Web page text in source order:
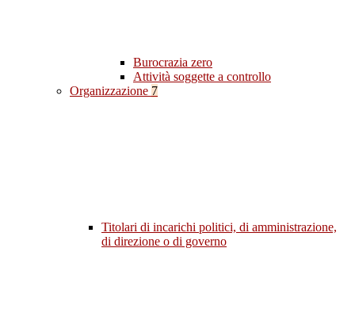
Burocrazia zero
Attività soggette a controllo
Organizzazione 7
Titolari di incarichi politici, di amministrazione,
di direzione o di governo